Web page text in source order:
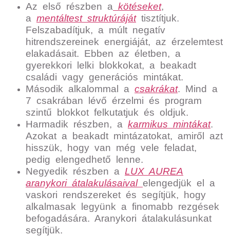
Az első részben a kötéseket,
a mentáltest struktúrájáttisztítjuk.
Felszabadítjuk, a múlt negatív
hitrendszereinek energiáját, az érzelemtest
elakadásait. Ebben az életben, a
gyerekkori lelki blokkokat, a beakadt
családi vagy generációs mintákat.
Második alkalommal a csakrákat. Mind a
7 csakrában lévő érzelmi és program
szintű blokkot felkutatjuk és oldjuk.
Harmadik részben, a karmikus mintákat.
Azokat a beakadt mintázatokat, amiről azt
hisszük, hogy van még vele feladat,
pedig elengedhető lenne.
Negyedik részben a LUX AUREA
aranykori átalakulásaival elengedjük el a
vaskori rendszereket és segítjük, hogy
alkalmasak legyünk a finomabb rezgések
befogadására. Aranykori átalakulásunkat
segítjük.